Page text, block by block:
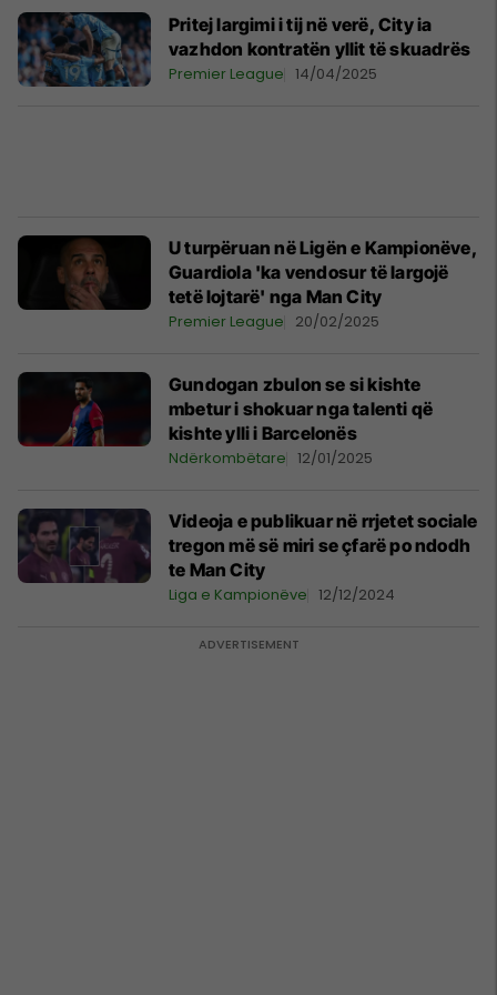
Pritej largimi i tij në verë, City ia
vazhdon kontratën yllit të skuadrës
Premier League 14/04/2025
U turpëruan në Ligën e Kampionëve,
Guardiola 'ka vendosur të largojë
tetë lojtarë' nga Man City
Premier League 20/02/2025
Gundogan zbulon se si kishte
mbetur i shokuar nga talenti që
kishte ylli i Barcelonës
Ndërkombëtare 12/01/2025
Videoja e publikuar në rrjetet sociale
tregon më së miri se çfarë po ndodh
te Man City
Liga e Kampionëve 12/12/2024